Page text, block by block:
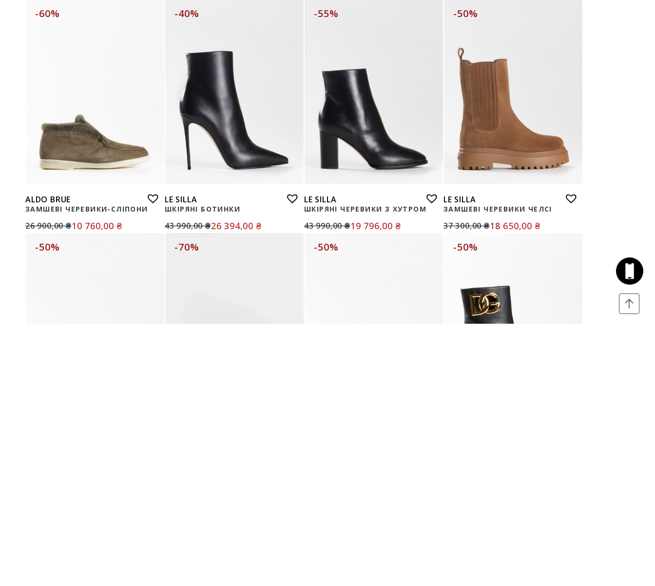
-60%
ALDO BRUE
ЗАМШЕВІ ЧЕРЕВИКИ-СЛІПОНИ
26 900,00₴10 760,00 ₴
-40%
LE SILLA
ШКІРЯНІ БОТИНКИ
43 990,00₴26 394,00 ₴
-55%
LE SILLA
ШКІРЯНІ ЧЕРЕВИКИ З ХУТРОМ
43 990,00₴19 796,00 ₴
-50%
LE SILLA
ЗАМШЕВІ ЧЕРЕВИКИ ЧЕЛСІ
37 300,00₴18 650,00 ₴
-50% -70% -50% -50%